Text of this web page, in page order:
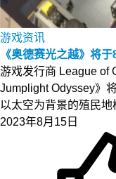
游戏资讯
《奥德赛光之越》将
游戏发行商 League of
Jumplight Odyssey》
以太空为背景的殖民
2023年8月15日